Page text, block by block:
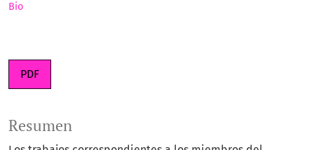
Bio
PDF
Resumen